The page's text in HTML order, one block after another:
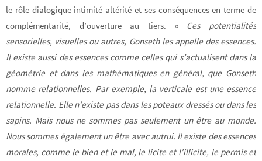
le rôle dialogique intimité-altérité et ses conséquences en terme de
complémentarité, d’ouverture au tiers. « Ces potentialités
sensorielles, visuelles ou autres, Gonseth les appelle des essences.
Il existe aussi des essences comme celles qui s’actualisent dans la
géométrie et dans les mathématiques en général, que Gonseth
nomme relationnelles. Par exemple, la verticale est une essence
relationnelle. Elle n’existe pas dans les poteaux dressés ou dans les
sapins. Mais nous ne sommes pas seulement un être au monde.
Nous sommes également un être avec autrui. Il existe des essences
morales, comme le bien et le mal, le licite et l’illicite, le permis et